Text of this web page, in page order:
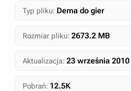
Typ pliku: Dema do gier
Rozmiar pliku: 2673.2 MB
Aktualizacja: 23 września 2010
Pobrań: 12.5K